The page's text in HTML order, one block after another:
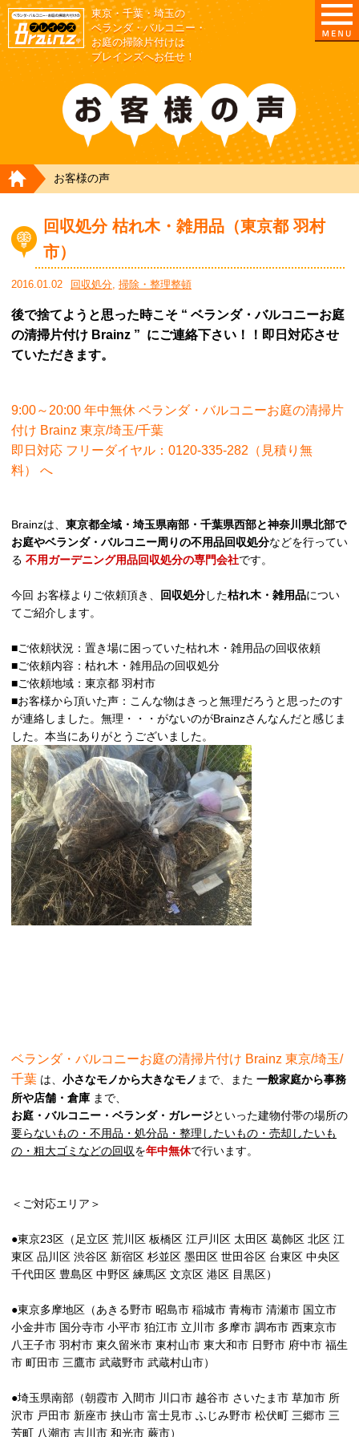
東京/埼玉/千葉/神奈川の ベランダ・庭の清掃片付け
東京・千葉・埼玉の
ベランダ・バルコニー・
お庭の掃除片付けは
ブレインズへお任せ！
HOME
お客様の声
回収処分 枯れ木・雑用品（東京都 羽村
市）
2016.01.02 回収処分, 掃除・整理整頓
後で捨てようと思った時こそ “ ベランダ・バルコニーお庭
の清掃片付け Brainz ” にご連絡下さい！！即日対応させ
ていただきます。
9:00～20:00 年中無休 ベランダ・バルコニーお庭の清掃片
付け Brainz 東京/埼玉/千葉
即日対応 フリーダイヤル：0120-335-282（見積り無
料）
へ
Brainzは、 東京都全域・埼玉県南部・千葉県西部と神奈川県北部で
お庭やベランダ・バルコニー周りの不用品回収処分などを行ってい
る 不用ガーデニング用品回収処分の専門会社です。
今回 お客様よりご依頼頂き、 回収処分した枯れ木・雑用品につい
てご紹介します。
■ご依頼状況：置き場に困っていた枯れ木・雑用品の回収依頼
■ご依頼内容：枯れ木・雑用品の回収処分
■ご依頼地域：東京都 羽村市
■お客様から頂いた声：こんな物はきっと無理だろうと思ったのす
が連絡しました。無理・・・がないのがBrainzさんなんだと感じま
した。本当にありがとうございました。
ベランダ・バルコニーお庭の清掃片付け Brainz 東京/埼玉/
千葉 は、 小さなモノから大きなモノ まで、また 一般家庭から事務
所や店舗・倉庫 まで、
お庭・バルコニー・ベランダ・ガレージといった建物付帯の場所の
要らないもの・不用品・処分品・整理したいもの・売却したいも
の・粗大ゴミなどの回収を年中無休で行います。
＜ご対応エリア＞
●東京23区（足立区 荒川区 板橋区 江戸川区 太田区 葛飾区 北区 江
東区 品川区 渋谷区 新宿区 杉並区 墨田区 世田谷区 台東区 中央区
千代田区 豊島区 中野区 練馬区 文京区 港区 目黒区）
●東京多摩地区（あきる野市 昭島市 稲城市 青梅市 清瀬市 国立市
小金井市 国分寺市 小平市 狛江市 立川市 多摩市 調布市 西東京市
八王子市 羽村市 東久留米市 東村山市 東大和市 日野市 府中市 福生
市 町田市 三鷹市 武蔵野市 武蔵村山市）
●埼玉県南部（朝霞市 入間市 川口市 越谷市 さいたま市 草加市 所
沢市 戸田市 新座市 挟山市 富士見市 ふじみ野市 松伏町 三郷市 三
芳町 八潮市 吉川市 和光市 蕨市）